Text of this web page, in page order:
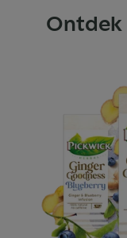
Ontdek